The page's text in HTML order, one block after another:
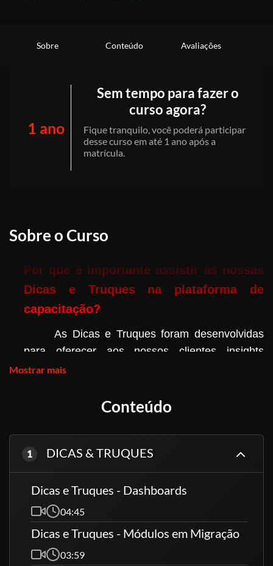
Sobre Conteúdo Avaliações
1 ano
Sem tempo para fazer o
curso agora?
Fique tranquilo, você poderá participar
desse curso em até 1 ano após a
matrícula.
Sobre o Curso
Por que é importante assistir às nossas
Dicas e Truques na plataforma de
capacitação?
As Dicas e Truques foram desenvolvidas
para oferecer aos nossos clientes insights
valiosos que vão além do básico no uso do ERP
Explorar o Potencial Completo do Sistema:
Muitas funcionalidades avançadas do ERP
Sambanet podem passar despercebidas. Nossas
dicas ajudam você a descobrir e aproveitar
esses recursos, otimizando processos e
melhorando resultados.
Aumentar a Eficiência Operacional:
Mostrar mais
Conteúdo
1 DICAS & TRUQUES
Dicas e Truques - Dashboards
04:45
Dicas e Truques - Módulos em Migração
03:59